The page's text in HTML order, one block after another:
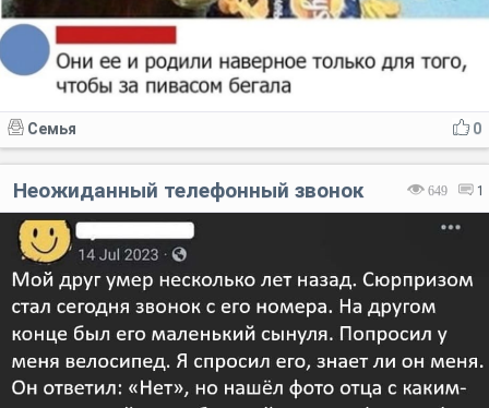
0
Семья
649 1
Неожиданный телефонный звонок